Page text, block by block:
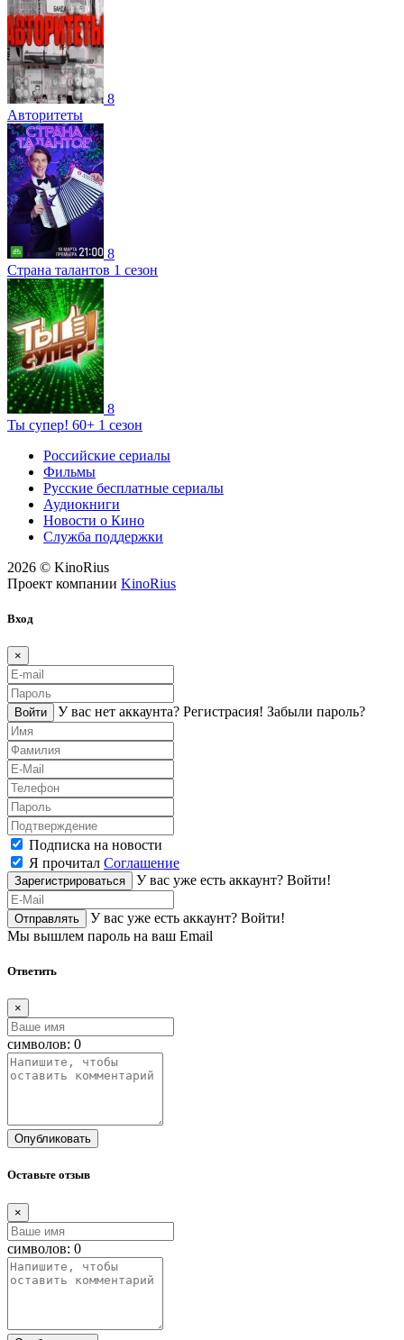
8
Авторитеты
8
Страна талантов 1 сезон
8
Ты супер! 60+ 1 сезон
Российские сериалы
Фильмы
Русские бесплатные сериалы
Аудиокниги
Новости о Кино
Служба поддержки
2026 © KinoRius
Проект компании KinoRius
Вход
×
Войти У вас нет аккаунта? Регистраcия! Забыли пароль?
Подписка на новости
Я прочитал Соглашение
Зарегистрироваться У вас уже есть аккаунт? Войти!
Отправлять У вас уже есть аккаунт? Войти!
Мы вышлем пароль на ваш Email
Ответить
×
символов: 0
Опубликовать
Оставьте отзыв
×
символов: 0